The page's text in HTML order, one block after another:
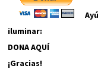
iluminar:
DONA AQUÍ
¡Gracias!